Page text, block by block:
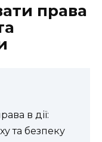
права
в дії:
та безпеку